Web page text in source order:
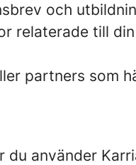
och
relaterade till din
partners som
du använder